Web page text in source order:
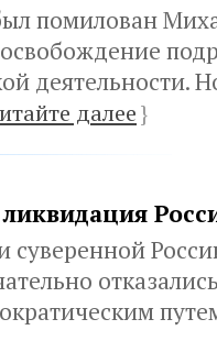
помилован
деятельности.
далее}
суверенной